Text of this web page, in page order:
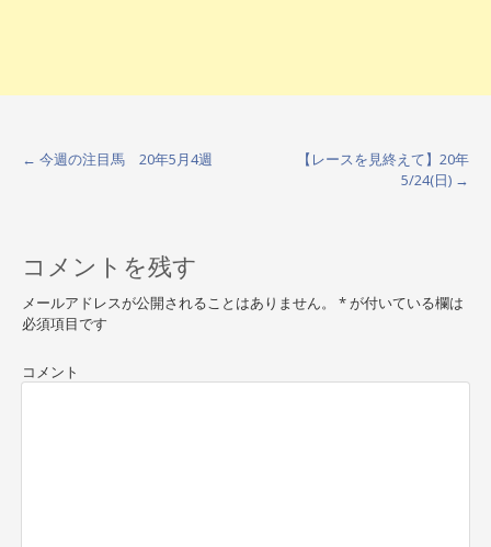
s
t
n
a
v
← 今週の注目馬 20年5月4週
【レースを見終えて】20年
5/24(日) →
コメントを残す
メールアドレスが公開されることはありません。 *が付いている欄は
必須項目です
コメント